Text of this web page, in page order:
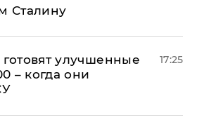
Сталину
улучшенные
– когда они
17:25